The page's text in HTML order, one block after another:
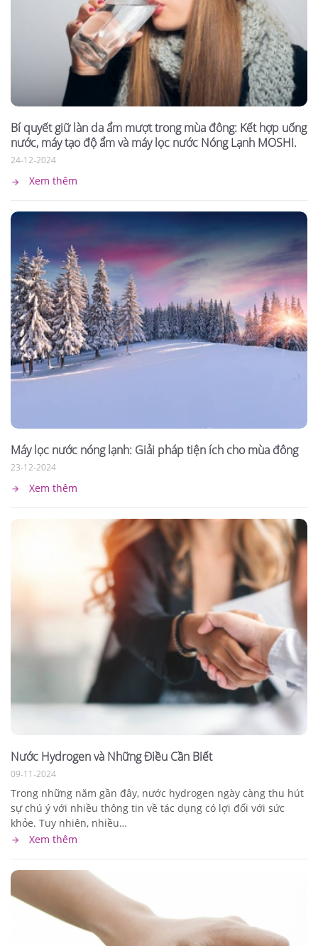
Bí quyết giữ làn da ẩm mượt trong mùa đông: Kết hợp uống
nước, máy tạo độ ẩm và máy lọc nước Nóng Lạnh MOSHI.
24-12-2024
Xem thêm
Máy lọc nước nóng lạnh: Giải pháp tiện ích cho mùa đông
23-12-2024
Xem thêm
Nước Hydrogen và Những Điều Cần Biết
09-11-2024
Trong những năm gần đây, nước hydrogen ngày càng thu hút
sự chú ý với nhiều thông tin về tác dụng có lợi đối với sức
khỏe. Tuy nhiên, nhiều…
Xem thêm